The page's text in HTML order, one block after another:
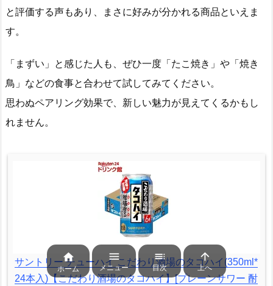
と評価する声もあり、まさに好みが分かれる商品といえま
す。
「まずい」と感じた人も、ぜひ一度「たこ焼き」や「焼き
鳥」などの食事と合わせて試してみてください。
思わぬペアリング効果で、新しい魅力が見えてくるかもし
れません。
サントリー チューハイ こだわり酒場のタコハイ(350ml*
24本入)【こだわり酒場のタコハイ】[プレーンサワー 酎

ホーム

メニュー

目次

上へ